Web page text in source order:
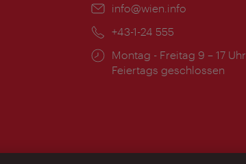
Email:
info@wien.info
Telefon:
+43-1-24 555
Öffnungszeiten:
Montag - Freitag 9 – 17 Uhr
Feiertags geschlossen